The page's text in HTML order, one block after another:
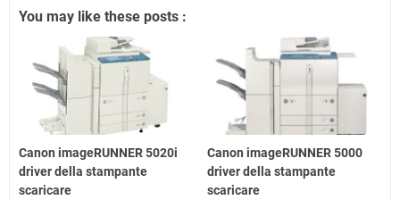
You may like these posts :
Canon imageRUNNER 5020i
driver della stampante
scaricare
Canon imageRUNNER 5000
driver della stampante
scaricare